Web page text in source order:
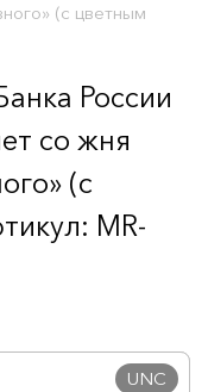
(с цветным
России
со жня
(с
MR-
UNC